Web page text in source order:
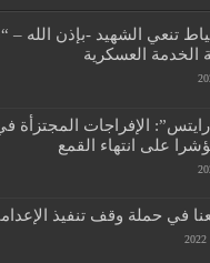
تنعي الشهيد -بإذن الله –
الخدمة العسكرية
الإفراجات المجتزأة
على انتهاء القمع
في حملة وقف تنفيذ